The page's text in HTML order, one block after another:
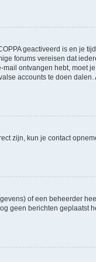
geactiveerd is en je
forums vereisen dat
ontvangen hebt, moet
accounts te doen dalen.
zijn, kun je contact
of een beheerder
geen berichten geplaatst